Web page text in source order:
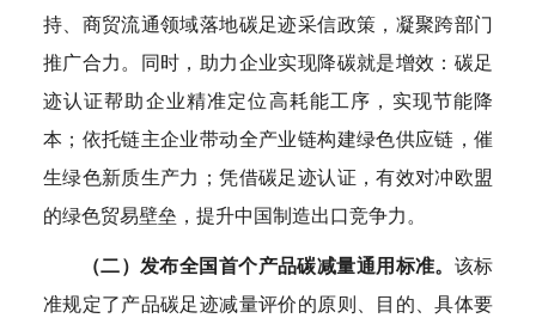
持、商贸流通领域落地碳足迹采信政策，凝聚跨部门
推广合力。同时，助力企业实现降碳就是增效：碳足
迹认证帮助企业精准定位高耗能工序，实现节能降
本；依托链主企业带动全产业链构建绿色供应链，催
生绿色新质生产力；凭借碳足迹认证，有效对冲欧盟
的绿色贸易壁垒，提升中国制造出口竞争力。
（二）发布全国首个产品碳减量通用标准。 该标
准规定了产品碳足迹减量评价的原则、目的、具体要